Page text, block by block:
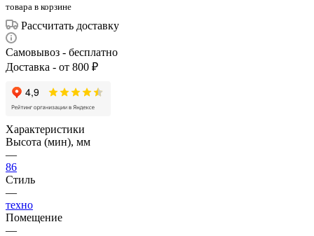
товара в корзине
Рассчитать доставку
Самовывоз - бесплатно
Доставка - от 800 ₽
Характеристики
Высота (мин), мм
—
86
Стиль
—
техно
Помещение
—